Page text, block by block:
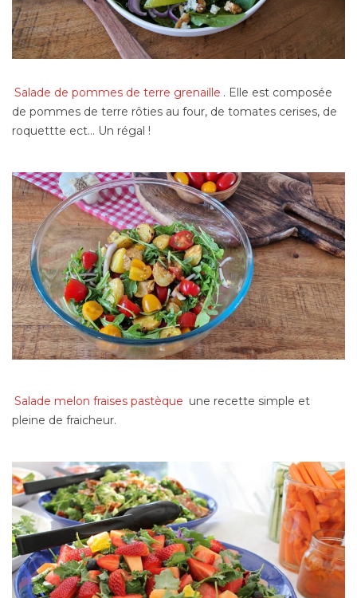
Salade de pommes de terre grenaille . Elle est composée
de pommes de terre rôties au four, de tomates cerises, de
roquettte ect… Un régal !
Salade melon fraises pastèque une recette simple et
pleine de fraicheur.